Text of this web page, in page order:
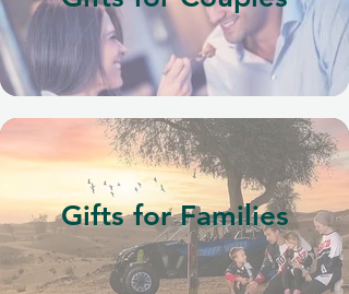
Gifts for Families